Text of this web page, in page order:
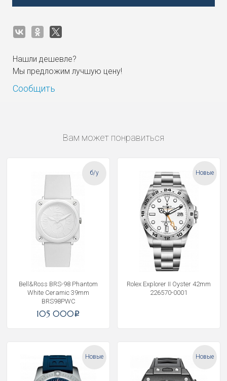
Нашли дешевле?
Мы предложим лучшую цену!
Сообщить
Вам может понравиться
б/у
Bell&Ross BRS-98 Phantom
White Ceramic 39mm
BRS98PWC
105 000i
Новые
Rolex Explorer II Oyster 42mm
226570-0001
Новые Новые